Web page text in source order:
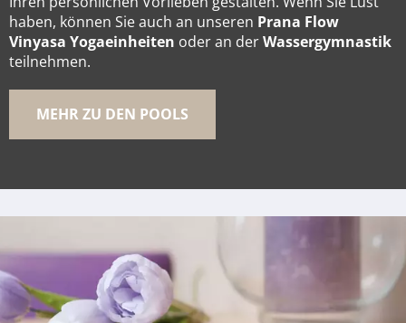
haben, können Sie auch an unseren Prana Flow
Vinyasa Yogaeinheiten oder an derWassergymnastik
teilnehmen.
MEHR ZU DEN POOLS